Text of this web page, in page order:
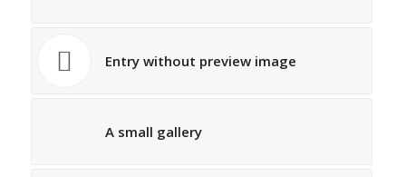
Entry without preview image
A small gallery